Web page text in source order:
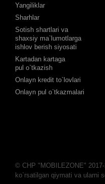
Yangiliklar
Sharhlar
Sotish shartlari va
shaxsiy ma`lumotlarga
ishlov berish siyosati
Kartadan kartaga
pul o`tkazish
Onlayn kredit to`lovlari
Onlayn pul o`tkazmalari
© CHP "MOBILEZONE"
ko`rsatilgan qiymati va ularni